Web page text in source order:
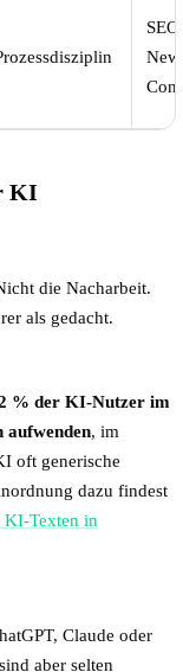
KI
die Nacharbeit.
als gedacht.
% der KI-Nutzer im
, im
oft generische
dazu findest
KI-Texten in
Claude oder
aber selten